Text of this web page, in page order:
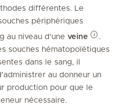
différentes. Le
périphériques
au niveau d'une veine
.
souches hématopoïétiques
dans le sang, il
au donneur un
production pour que le
nécessaire.